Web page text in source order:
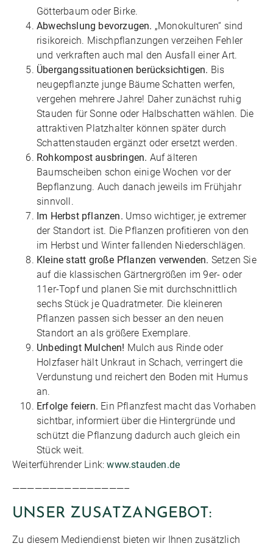
Götterbaum oder Birke.
Abwechslung bevorzugen. „Monokulturen“ sind
risikoreich. Mischpflanzungen verzeihen Fehler
und verkraften auch mal den Ausfall einer Art.
Übergangssituationen berücksichtigen. Bis
neugepflanzte junge Bäume Schatten werfen,
vergehen mehrere Jahre! Daher zunächst ruhig
Stauden für Sonne oder Halbschatten wählen. Die
attraktiven Platzhalter können später durch
Schattenstauden ergänzt oder ersetzt werden.
Rohkompost ausbringen. Auf älteren
Baumscheiben schon einige Wochen vor der
Bepflanzung. Auch danach jeweils im Frühjahr
sinnvoll.
Im Herbst pflanzen. Umso wichtiger, je extremer
der Standort ist. Die Pflanzen profitieren von den
im Herbst und Winter fallenden Niederschlägen.
Kleine statt große Pflanzen verwenden. Setzen Sie
auf die klassischen Gärtnergrößen im 9er- oder
11er-Topf und planen Sie mit durchschnittlich
sechs Stück je Quadratmeter. Die kleineren
Pflanzen passen sich besser an den neuen
Standort an als größere Exemplare.
Unbedingt Mulchen! Mulch aus Rinde oder
Holzfaser hält Unkraut in Schach, verringert die
Verdunstung und reichert den Boden mit Humus
an.
Erfolge feiern. Ein Pflanzfest macht das Vorhaben
sichtbar, informiert über die Hintergründe und
schützt die Pflanzung dadurch auch gleich ein
Stück weit.
Weiterführender Link:www.stauden.de
———————————————–
UNSER ZUSATZANGEBOT:
Zu diesem Mediendienst bieten wir Ihnen zusätzlich